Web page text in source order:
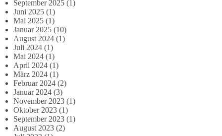
September 2025 (1)
Juni 2025 (1)
Mai 2025 (1)
Januar 2025 (10)
August 2024 (1)
Juli 2024 (1)
Mai 2024 (1)
April 2024 (1)
März 2024 (1)
Februar 2024 (2)
Januar 2024 (3)
November 2023 (1)
Oktober 2023 (1)
September 2023 (1)
August 2023 (2)